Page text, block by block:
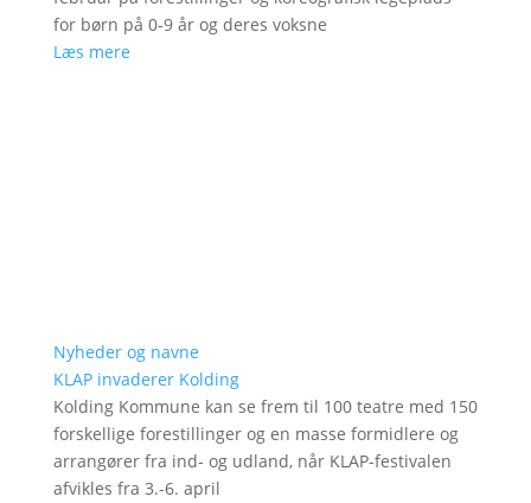
for børn på 0-9 år og deres voksne
Læs mere
Nyheder og navne
KLAP invaderer Kolding
Kolding Kommune kan se frem til 100 teatre med 150
forskellige forestillinger og en masse formidlere og
arrangører fra ind- og udland, når KLAP-festivalen
afvikles fra 3.-6. april